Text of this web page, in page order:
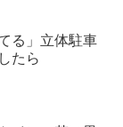
る」立体駐車
たら